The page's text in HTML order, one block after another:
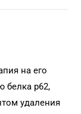
на его
белка р62,
удаления